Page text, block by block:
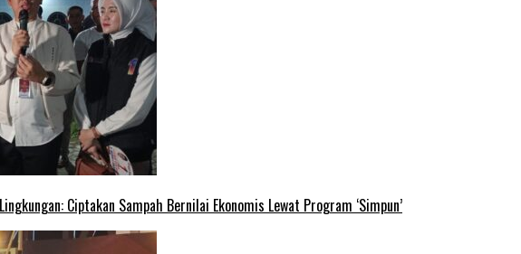
Ciptakan Sampah Bernilai Ekonomis Lewat Program ‘Simpun’